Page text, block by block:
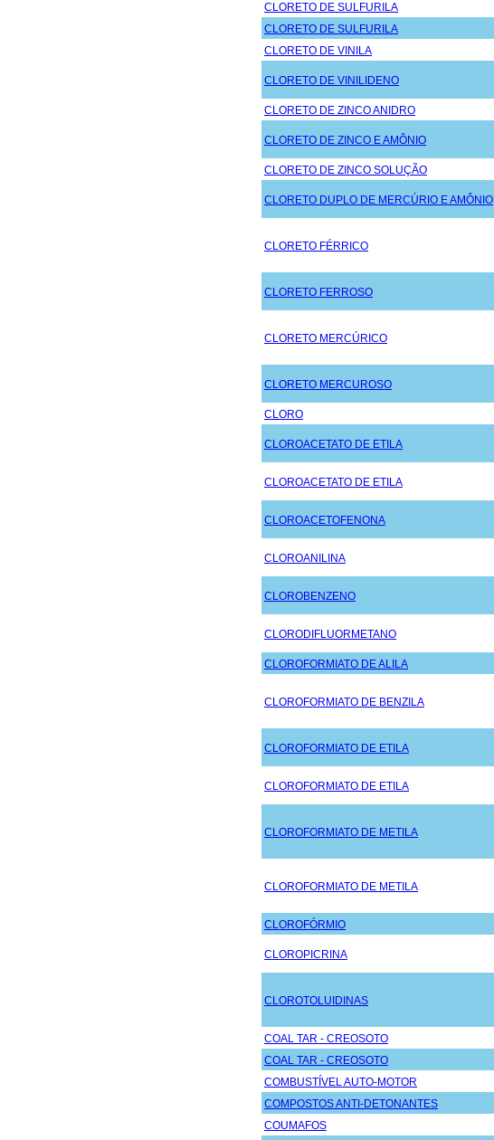
CLORETO DE SULFURILA
CLORETO DE SULFURILA
CLORETO DE VINILA
CLORETO DE VINILIDENO
CLORETO DE ZINCO ANIDRO
CLORETO DE ZINCO E AMÔNIO
CLORETO DE ZINCO SOLUÇÃO
CLORETO DUPLO DE MERCÚRIO E AMÔNIO
CLORETO FÉRRICO
CLORETO FERROSO
CLORETO MERCÚRICO
CLORETO MERCUROSO
CLORO
CLOROACETATO DE ETILA
CLOROACETATO DE ETILA
CLOROACETOFENONA
CLOROANILINA
CLOROBENZENO
CLORODIFLUORMETANO
CLOROFORMIATO DE ALILA
CLOROFORMIATO DE BENZILA
CLOROFORMIATO DE ETILA
CLOROFORMIATO DE ETILA
CLOROFORMIATO DE METILA
CLOROFORMIATO DE METILA
CLOROFÓRMIO
CLOROPICRINA
CLOROTOLUIDINAS
COAL TAR - CREOSOTO
COAL TAR - CREOSOTO
COMBUSTÍVEL AUTO-MOTOR
COMPOSTOS ANTI-DETONANTES
COUMAFOS